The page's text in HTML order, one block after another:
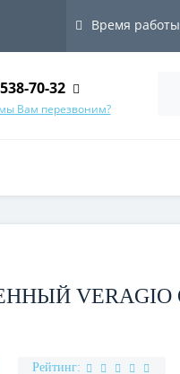
Время работы
70-32
Вам перезвоним?
VERAGIO
Рейтинг: